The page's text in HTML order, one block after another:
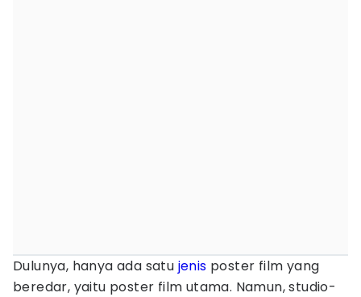
Dulunya, hanya ada satu jenis poster film yang
beredar, yaitu poster film utama. Namun, studio-